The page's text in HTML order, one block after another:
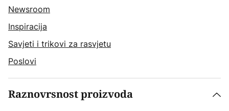
Newsroom
Inspiracija
Savjeti i trikovi za rasvjetu
Poslovi
Raznovrsnost proizvoda